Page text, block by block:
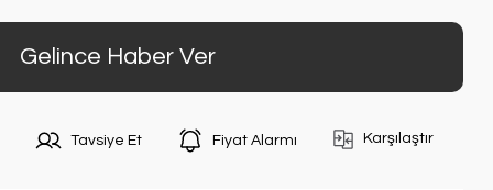
Gelince Haber Ver
Tavsiye Et Fiyat Alarmı Karşılaştır